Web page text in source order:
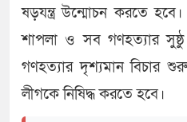
ষড়যন্ত্র উন্মোচন করতে
শাপলা ও সব গণহত্যার
গণহত্যার দৃশ্যমান বিচার
লীগকে নিষিদ্ধ করতে হবে।